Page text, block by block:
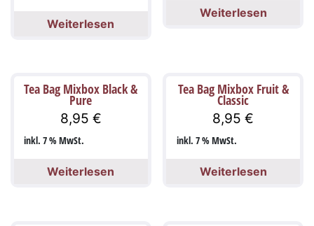
Weiterlesen
Weiterlesen
Tea Bag Mixbox Black &
Pure
8,95 €
inkl. 7 % MwSt.
Weiterlesen
Tea Bag Mixbox Fruit &
Classic
8,95€
inkl. 7 % MwSt.
Weiterlesen